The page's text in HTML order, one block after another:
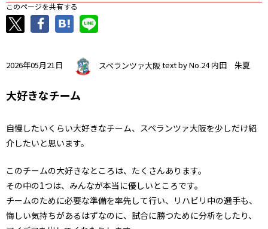
このページを共有する
2026年05月21日 スペランツァ大阪text by No.24 内田 朱夏
大好きなチーム
自慢したいくらい大好きなチーム、スペランツァ大阪を少しだけ紹
介したいと思います。
このチームの大好きなところは、たくさんあります。
その中の1つは、みんなが本当に優しいところです。
チームのために必要な準備を率先して行い、リハビリ中の選手も、
悔しい気持ちがあるはずなのに、試合に勝つために分析をしたり、